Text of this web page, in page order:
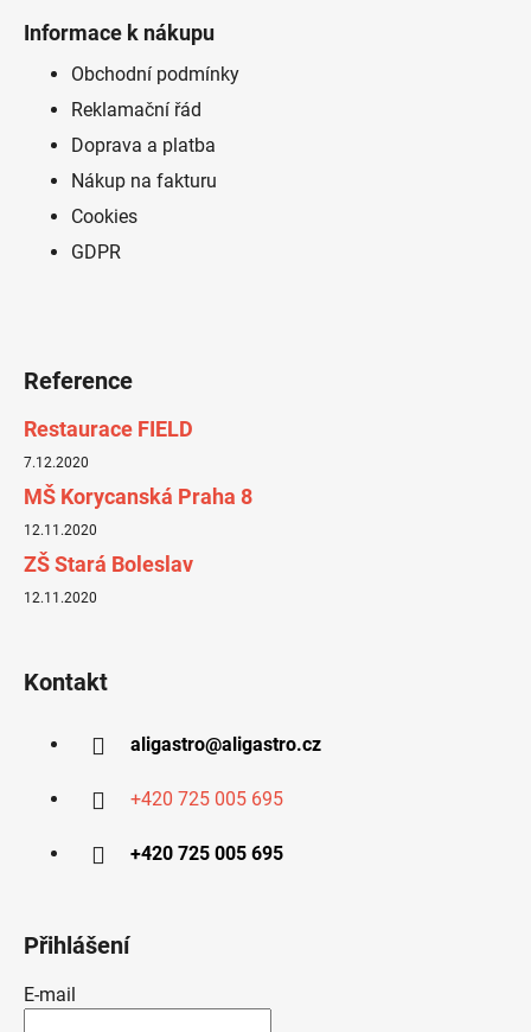
Informace k nákupu
Obchodní podmínky
Reklamační řád
Doprava a platba
Nákup na fakturu
Cookies
GDPR
Reference
Restaurace FIELD
7.12.2020
MŠ Korycanská Praha 8
12.11.2020
ZŠ Stará Boleslav
12.11.2020
Kontakt
aligastro@aligastro.cz
+420 725 005 695
+420 725 005 695
Přihlášení
E-mail